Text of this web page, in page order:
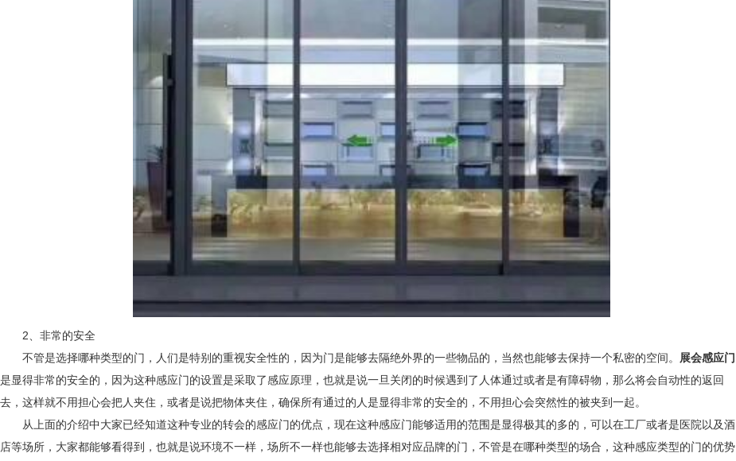
2、非常的安全
不管是选择哪种类型的门，人们是特别的重视安全性的，因为门是能够去隔绝外界的一些物品的，当然也能够去保持一个私密的空间。
展会感应门
是显得非常的安全的，因为这种感应门的设置是采取了感应原理，也就是说一旦关闭的时候遇到了人体通过或者是有障碍物，那么将会自动性的返回
去，这样就不用担心会把人夹住，或者是说把物体夹住，确保所有通过的人是显得非常的安全的，不用担心会突然性的被夹到一起。
从上面的介绍中大家已经知道这种专业的转会的感应门的优点，现在这种感应门能够适用的范围是显得极其的多的，可以在工厂或者是医院以及酒
店等场所，大家都能够看得到，也就是说环境不一样，场所不一样也能够去选择相对应品牌的门，不管是在哪种类型的场合，这种感应类型的门的优势